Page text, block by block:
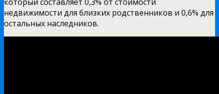
недвижимости для близких родственников и 0,6% для
остальных наследников.